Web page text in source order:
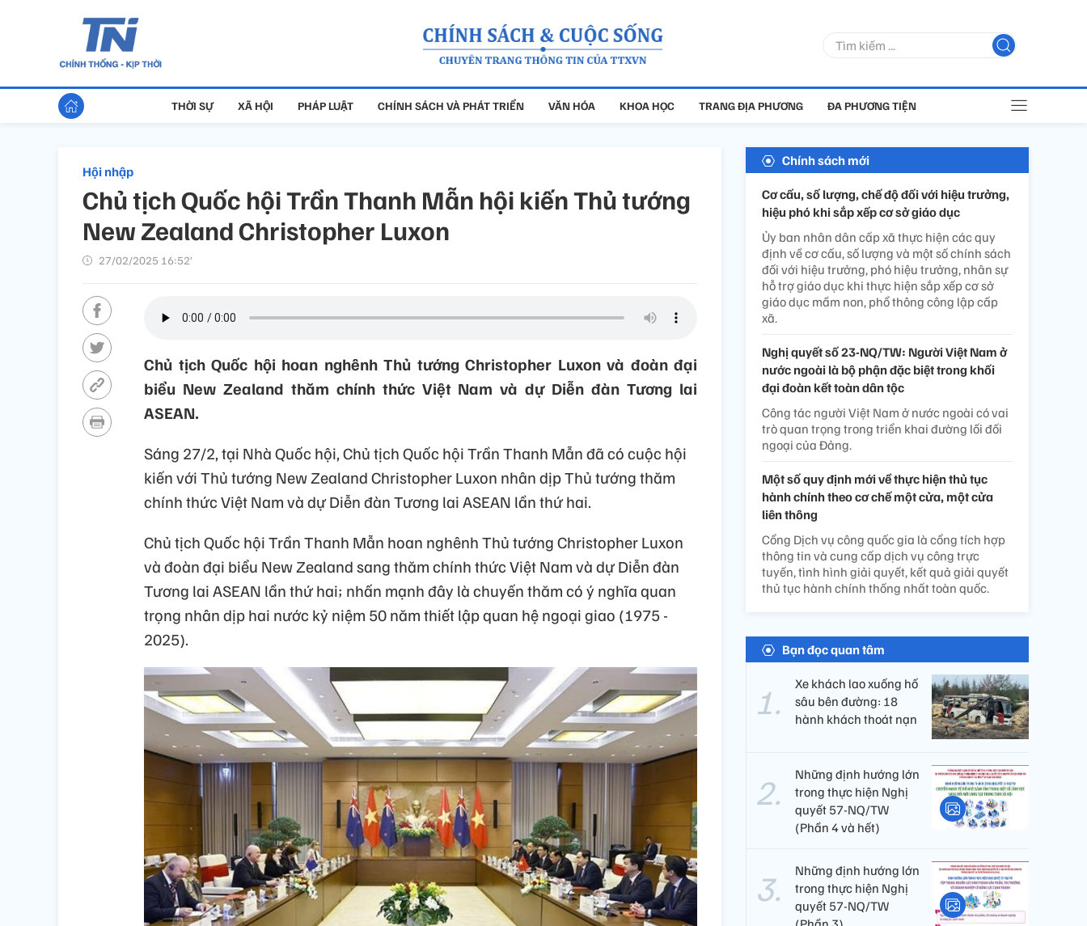
THỜI SỰ XÃ HỘI PHÁP LUẬT CHÍNH SÁCH VÀ PHÁT TRIỂN VĂN HÓA KHOA HỌC TRANG ĐỊA PHƯƠNG ĐA PHƯƠNG TIỆN
Hội nhập
Chủ tịch Quốc hội Trần Thanh Mẫn hội kiến Thủ tướng
New Zealand Christopher Luxon
27/02/2025 16:52’
Chủ tịch Quốc hội hoan nghênh Thủ tướng Christopher Luxon và đoàn đại
biểu New Zealand thăm chính thức Việt Nam và dự Diễn đàn Tương lai
ASEAN.
Sáng 27/2, tại Nhà Quốc hội, Chủ tịch Quốc hội Trần Thanh Mẫn đã có cuộc hội
kiến với Thủ tướng New Zealand Christopher Luxon nhân dịp Thủ tướng thăm
chính thức Việt Nam và dự Diễn đàn Tương lai ASEAN lần thứ hai.
Chủ tịch Quốc hội Trần Thanh Mẫn hoan nghênh Thủ tướng Christopher Luxon
và đoàn đại biểu New Zealand sang thăm chính thức Việt Nam và dự Diễn đàn
Tương lai ASEAN lần thứ hai; nhấn mạnh đây là chuyến thăm có ý nghĩa quan
trọng nhân dịp hai nước kỷ niệm 50 năm thiết lập quan hệ ngoại giao (1975 -
2025).
Chính sách mới
Cơ cấu, số lượng, chế độ đối với hiệu trưởng,
hiệu phó khi sắp xếp cơ sở giáo dục
Ủy ban nhân dân cấp xã thực hiện các quy
định về cơ cấu, số lượng và một số chính sách
đối với hiệu trưởng, phó hiệu trưởng, nhân sự
hỗ trợ giáo dục khi thực hiện sắp xếp cơ sở
giáo dục mầm non, phổ thông công lập cấp
xã.
Nghị quyết số 23-NQ/TW: Người Việt Nam ở
nước ngoài là bộ phận đặc biệt trong khối
đại đoàn kết toàn dân tộc
Công tác người Việt Nam ở nước ngoài có vai
trò quan trọng trong triển khai đường lối đối
ngoại của Đảng.
Một số quy định mới về thực hiện thủ tục
hành chính theo cơ chế một cửa, một cửa
liên thông
Cổng Dịch vụ công quốc gia là cổng tích hợp
thông tin và cung cấp dịch vụ công trực
tuyến, tình hình giải quyết, kết quả giải quyết
thủ tục hành chính thống nhất toàn quốc.
Bạn đọc quan tâm
Xe khách lao xuống hố
sâu bên đường: 18
hành khách thoát nạn
Những định hướng lớn
trong thực hiện Nghị
quyết 57-NQ/TW
(Phần 4 và hết)
Những định hướng lớn
trong thực hiện Nghị
quyết 57-NQ/TW